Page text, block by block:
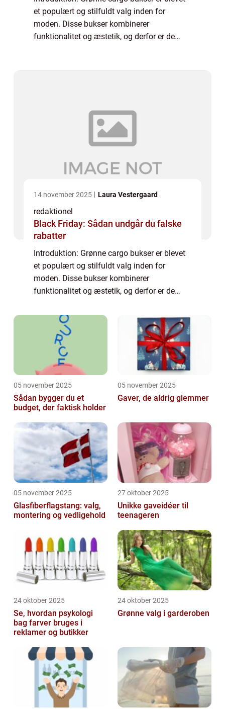
et populært og stilfuldt valg inden for
moden. Disse bukser kombinerer
funktionalitet og æstetik, og derfor er de
14 november 2025 Laura Vestergaard
redaktionel
Black Friday: Sådan undgår du falske
rabatter
Introduktion: Grønne cargo bukser er blevet
et populært og stilfuldt valg inden for
moden. Disse bukser kombinerer
funktionalitet og æstetik, og derfor er de
modebevidste mennesker. I denne artikel vil
vi udforske ...
05 november 2025
Sådan bygger du et
budget, der faktisk holder
05 november 2025
Gaver, de aldrig glemmer
05 november 2025
Glasfiberflagstang: valg,
montering og vedligehold
27 oktober 2025
Unikke gaveidéer til
teenageren
24 oktober 2025
Se, hvordan psykologi
bag farver bruges i
reklamer og butikker
24 oktober 2025
Grønne valg i garderoben